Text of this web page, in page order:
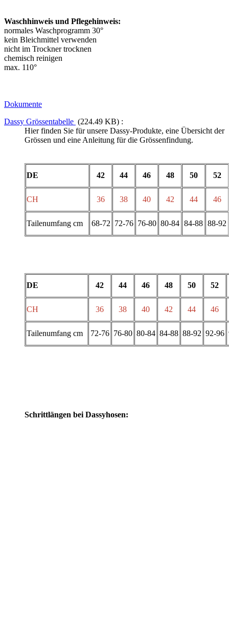
Waschhinweis und Pflegehinweis:
normales Waschprogramm 30°
kein Bleichmittel verwenden
nicht im Trockner trocknen
chemisch reinigen
max. 110°
Dokumente
Dassy Grössentabelle (224.49 KB) :
Hier finden Sie für unsere Dassy-Produkte, eine Übersicht der
Grössen und eine Anleitung für die Grössenfindung.
DE 42 44 46 48 50 52
CH 36 38 40 42 44 46
Tailenumfang cm 68-72 72-76 76-80 80-84 84-88 88-92
DE 42 44 46 48 50 52
CH 36 38 40 42 44 46
Tailenumfang cm 72-76 76-80 80-84 84-88 88-92 92-96
Schrittlängen bei Dassyhosen: